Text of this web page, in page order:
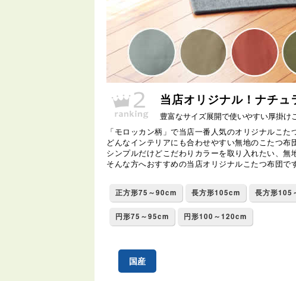
当店オリジナル！ナチ
豊富なサイズ展開で使いやすい厚掛け
「モロッカン柄」で当店一番人気のオリジナルこた
どんなインテリアにも合わせやすい無地のこたつ布
シンプルだけどこだわりカラーを取り入れたい、無
そんな方へおすすめの当店オリジナルこたつ布団です
正方形75～90cm 長方形105cm 長方形105
円形75～95cm 円形100～120cm
国産